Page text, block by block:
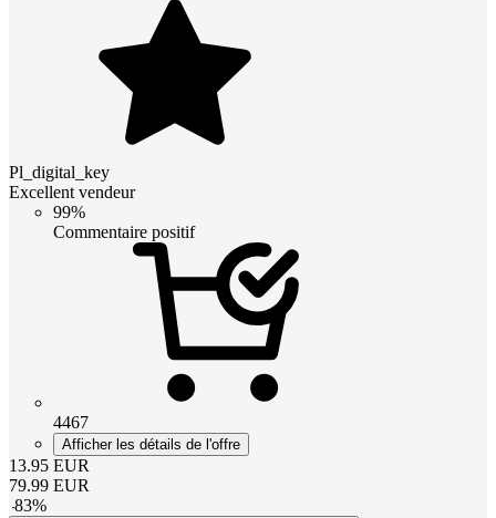
Pl_digital_key
Excellent vendeur
99%
Commentaire positif
4467
Afficher les détails de l'offre
13.95 EUR
79.99 EUR
-83%